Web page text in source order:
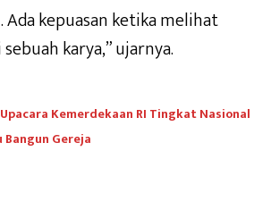
kepuasan ketika melihat
karya,” ujarnya.
Kemerdekaan RI Tingkat Nasional
Gereja